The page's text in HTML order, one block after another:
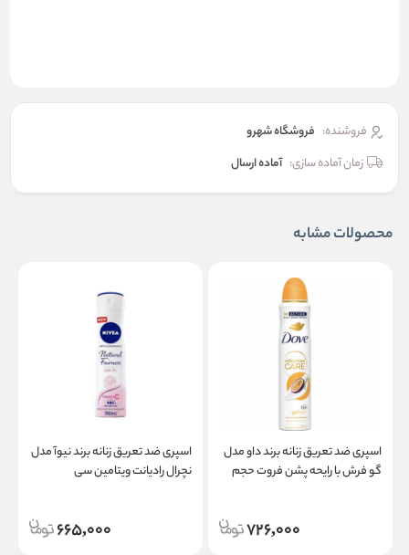
فروشنده: فروشگاه شهرو
زمان آماده سازی: آماده ارسال
محصولات مشابه
اسپری ضد تعریق زنانه برند داو مدل
گو فرش با رایحه پشن فروت حجم
726,000
اسپری ضد تعریق زنانه برند نیوآ مدل
نچرال رادیانت ویتامین سی
665,000